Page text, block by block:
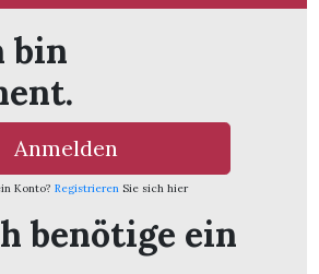
bin
Anmelden
Konto? Registrieren Sie sich hier
benötige ein